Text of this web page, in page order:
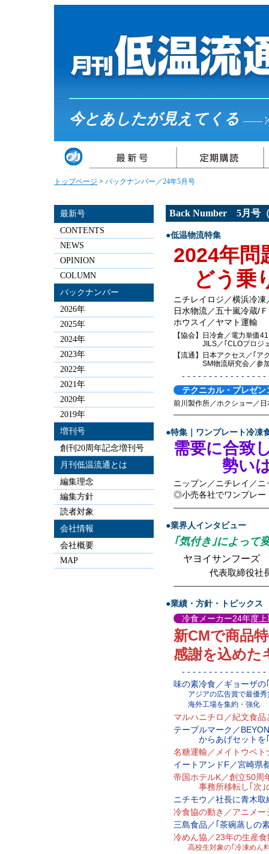
今とあしたが見えてくる ――
トップページ > バックナンバー／24年5月号
Back Number 5月号
●低温物流特集
2024年問
どう乗
ニチレイロジ／横浜冷
日水物流／五十嵐冷蔵/
ホウスイ／ヤマト運輸
【協会】日冷倉／電力単価
JILS／｢CLOプロジェ
【流通】日本アクセス／｢
SM物流研究会／参加
- - - - - - - - - - - - - - - -
テクニカル・プレゼ
前川製作所／ホクショー／
●特集｜ワンプレート冷凍
需要に合致
勢いは
ニップン／ニチレイ／ニ
◎小売各社でワンプレー
●業界人インタビュー
｢気付き｣によって
ヤヨイサンフーズ
代表取締役社
●業績・方針・トピックス
冷食メーカー24年度
新CMで商品
感謝を込めた
- - - - - - - - - - - - - - - -
味の素冷食／ギョーザ
アジアの広告賞で最優秀
海外工場を集約・強化
マルハニチロ／紀文食
テーブルマーク／
からあげセットを｢
名糖運輸／メイトウベ
イートアンドF／宮崎県
帝国ホテルK／創立50周
事務所移転し｢次｣
ニチモウ／社長に青木取
冷食協の動き／アニメ
三島食品／｢茶碗蒸しの
冷めん協／23年の生産
高校生対象の｢冷凍めん
最新号
CONTENTS
NEWS
OPINION
COLUMN
バックナンバー
2026年
2025年
2024年
2023年
2022年
2021年
2020年
2019年
増刊号
創刊20周年記念増刊号
月刊低温流通とは
編集理念
編集方針
読者対象
会社情報
会社概要
MAP